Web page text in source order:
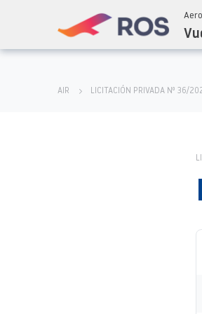
AIR LICITACIÓN PRIVADA Nº 36/